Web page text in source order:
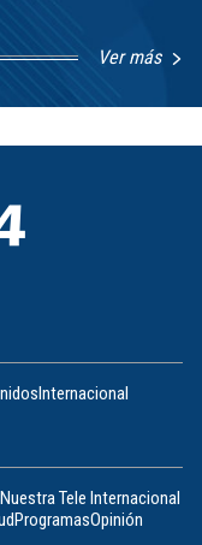
Ver más
Internacional
Nuestra Tele Internacional
ProgramasOpinión